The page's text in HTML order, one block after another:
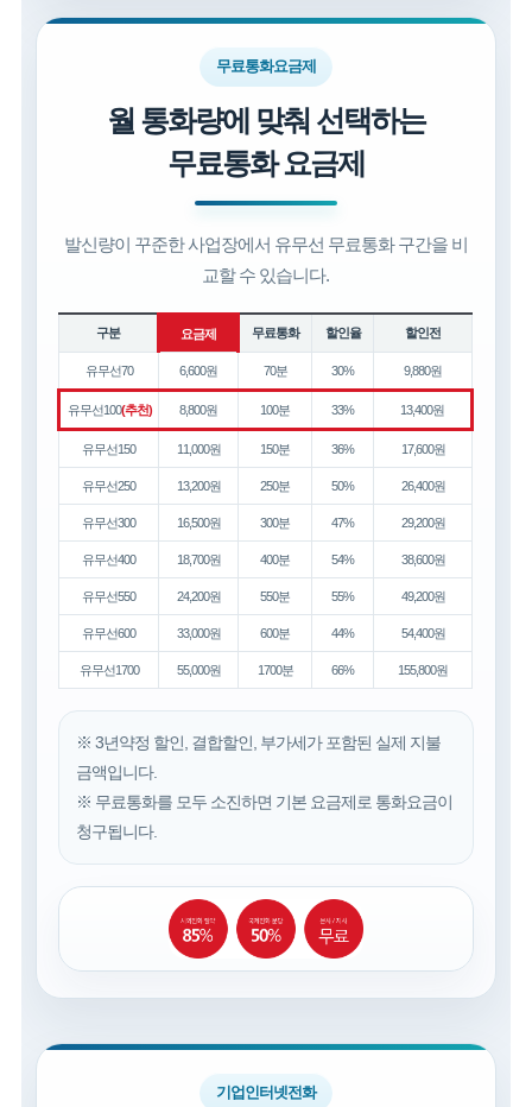
무료통화요금제
월 통화량에 맞춰 선택하는
무료통화 요금제
발신량이 꾸준한 사업장에서 유무선 무료통화 구간을 비
교할 수 있습니다.
구분 요금제 무료통화 할인율 할인전
유무선70 6,600원 70분 30% 9,880원
유무선100(추천) 8,800원 100분 33% 13,400원
유무선150 11,000원 150분 36% 17,600원
유무선250 13,200원 250분 50% 26,400원
유무선300 16,500원 300분 47% 29,200원
유무선400 18,700원 400분 54% 38,600원
유무선550 24,200원 550분 55% 49,200원
유무선600 33,000원 600분 44% 54,400원
유무선1700 55,000원 1700분 66% 155,800원
※ 3년약정 할인, 결합할인, 부가세가 포함된 실제 지불
금액입니다.
※ 무료통화를 모두 소진하면 기본 요금제로 통화요금이
청구됩니다.
기업인터넷전화